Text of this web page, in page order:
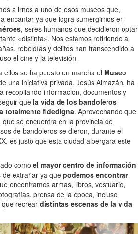
a irnos a uno de esos museos que,
encantar ya que logra sumergirnos en
, seres humanos que decidieron optar
«distinta». Nos estamos refiriendo a
rebeldías y delitos han transcendido a
el cine y la televisión.
ellos se ha puesto en marcha el Museo
una iniciativa privada, Jesús Almazán, ha
recopilando información, documentos y
que la vida de los bandoleros
totalmente fidedigna. Aprovechando que
, que se encuentra en la provincia de
de bandoleros se dieron, durante el
es justo que esta ciudad albergara este
como el mayor centro de información
de extrañar ya que podemos encontrar
encontramos armas, libros, vestuario,
prensa de la época, incluso
que recrear distintas escenas de la vida